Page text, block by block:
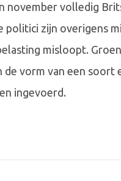
november volledig
politici zijn overigens
misloopt.
vorm van een
ingevoerd.